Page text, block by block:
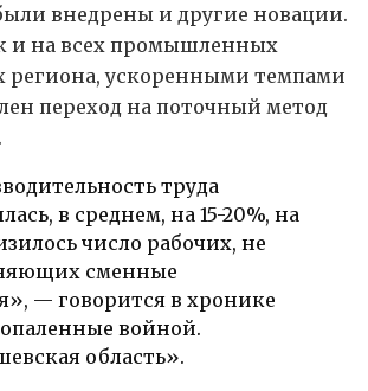
внедрены и другие новации.
и на всех промышленных
региона, ускоренными темпами
переход на поточный метод
труда
в среднем, на 15-20%, на
число рабочих, не
сменные
— говорится в хронике
войной.
область».